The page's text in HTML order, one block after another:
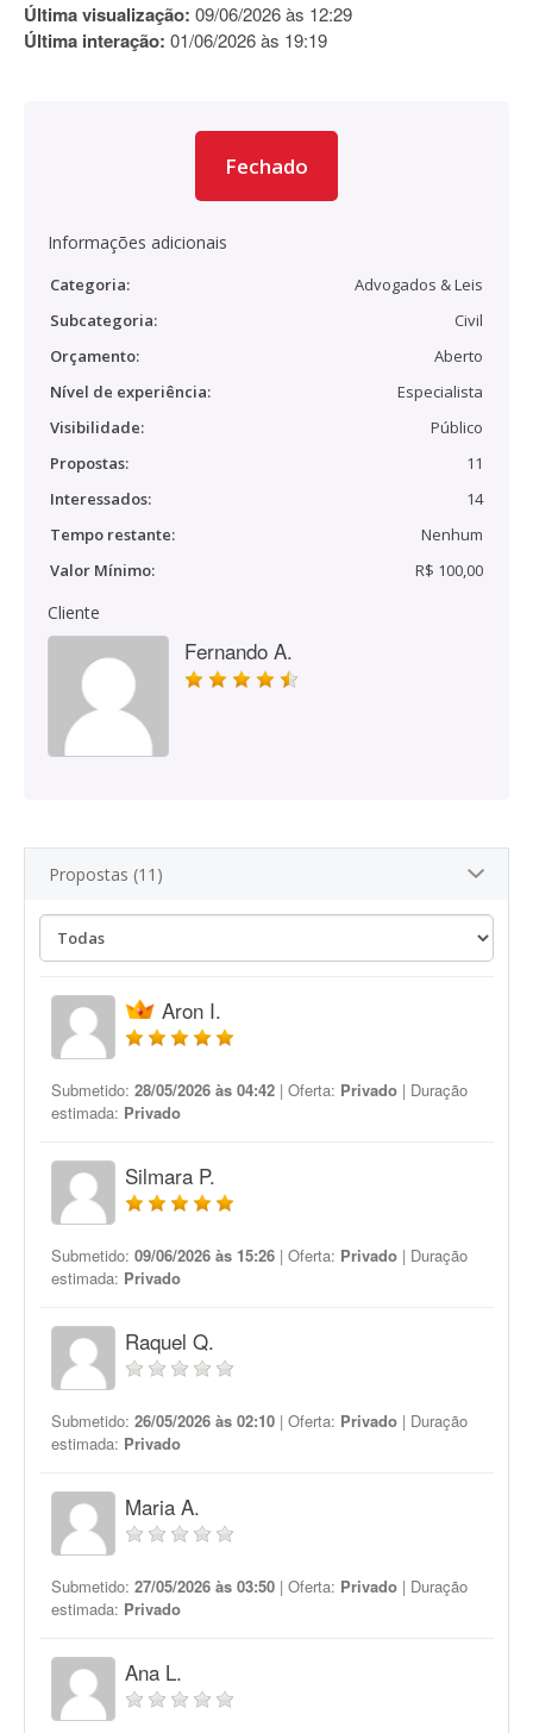
Última visualização: 09/06/2026 às 12:29
Última interação: 01/06/2026 às 19:19
Fechado
Informações adicionais
Categoria:
Advogados & Leis
Subcategoria:
Civil
Orçamento:
Aberto
Nível de experiência:
Especialista
Visibilidade:
Público
Propostas:
11
Interessados:
14
Tempo restante:
Nenhum
Valor Mínimo:
R$ 100,00
Cliente
Fernando A.
Propostas (11)
Aron I.
Submetido: 28/05/2026 às 04:42 | Oferta: Privado | Duração
estimada: Privado
Silmara P.
Submetido: 09/06/2026 às 15:26 | Oferta: Privado | Duração
estimada: Privado
Raquel Q.
Submetido: 26/05/2026 às 02:10 | Oferta: Privado | Duração
estimada: Privado
Maria A.
Submetido: 27/05/2026 às 03:50 | Oferta: Privado | Duração
estimada: Privado
Ana L.